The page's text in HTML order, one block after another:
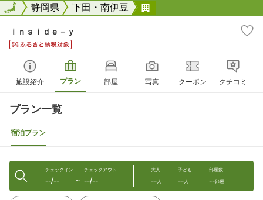
全国静岡県 下田・南伊豆
全国
ｉｎｓｉｄｅ－ｙ
施設紹介 プラン 部屋 写真 クーポン クチコミ
プラン一覧
宿泊プラン
チェックイン
--/-- 〜
チェックアウト
--/--
大人
--人
子ども
--人
部屋数
--部屋